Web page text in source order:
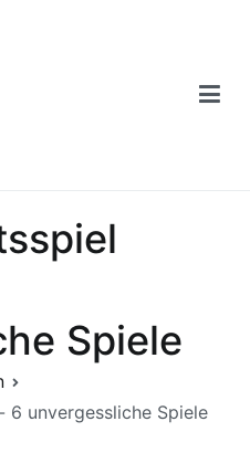
Spiele
6 unvergessliche Spiele